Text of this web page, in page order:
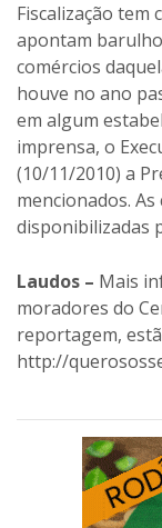
(10/11/2010) a
mencionados.
disponibilizadas
Laudos –Mais
moradores do
reportagem,
http://